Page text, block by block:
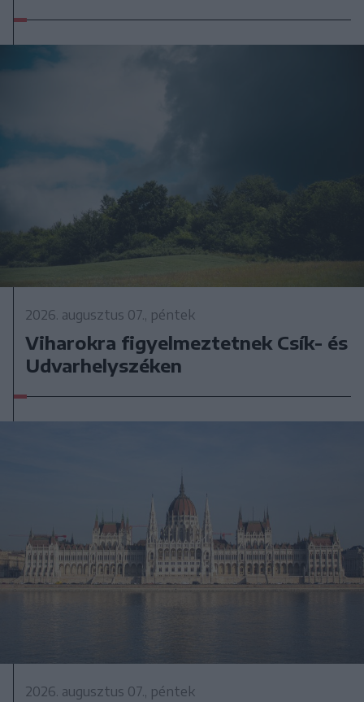
2026. augusztus 07., péntek
Viharokra figyelmeztetnek Csík- és
Udvarhelyszéken
2026. augusztus 07., péntek